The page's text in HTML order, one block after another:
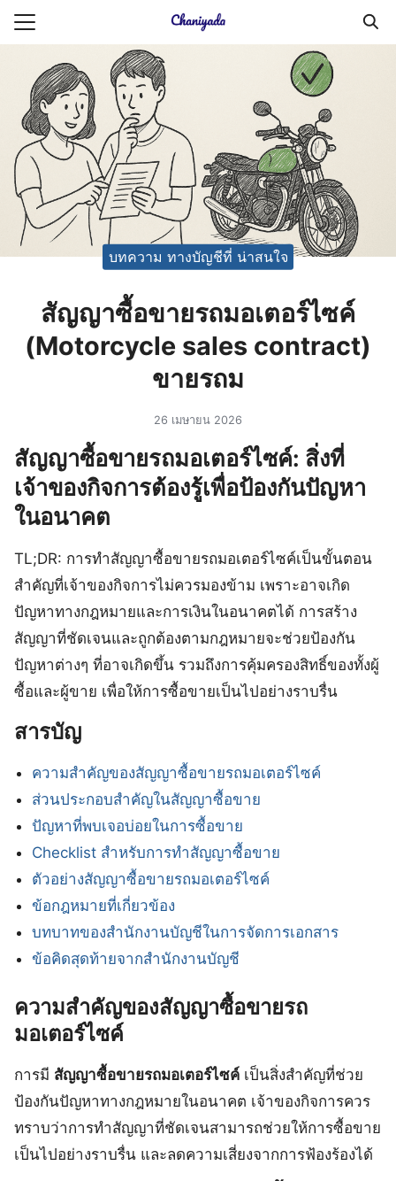
Skip
ยความเป็นส่วนตัว
ญชี (Accounting service)
ญชี (Accounting
บทความ ทางบัญชีที่ น่าสนใจ
สัญญาซื้อขายรถมอเตอร์ไซค์
(Motorcycle sales contract)
ขายรถม
26 เมษายน 2026
สัญญาซื้อขายรถมอเตอร์ไซค์: สิ่งที่
เจ้าของกิจการต้องรู้เพื่อป้องกันปัญหา
ในอนาคต
TL;DR: การทำสัญญาซื้อขายรถมอเตอร์ไซค์เป็นขั้นตอน
สำคัญที่เจ้าของกิจการไม่ควรมองข้าม เพราะอาจเกิด
ปัญหาทางกฎหมายและการเงินในอนาคตได้ การสร้าง
สัญญาที่ชัดเจนและถูกต้องตามกฎหมายจะช่วยป้องกัน
ปัญหาต่างๆ ที่อาจเกิดขึ้น รวมถึงการคุ้มครองสิทธิ์ของทั้งผู้
ซื้อและผู้ขาย เพื่อให้การซื้อขายเป็นไปอย่างราบรื่น
สารบัญ
ความสำคัญของสัญญาซื้อขายรถมอเตอร์ไซค์
ส่วนประกอบสำคัญในสัญญาซื้อขาย
ปัญหาที่พบเจอบ่อยในการซื้อขาย
Checklist สำหรับการทำสัญญาซื้อขาย
ตัวอย่างสัญญาซื้อขายรถมอเตอร์ไซค์
ข้อกฎหมายที่เกี่ยวข้อง
บทบาทของสำนักงานบัญชีในการจัดการเอกสาร
ข้อคิดสุดท้ายจากสำนักงานบัญชี
ความสำคัญของสัญญาซื้อขายรถ
มอเตอร์ไซค์
การมี สัญญาซื้อขายรถมอเตอร์ไซค์ เป็นสิ่งสำคัญที่ช่วย
ป้องกันปัญหาทางกฎหมายในอนาคต เจ้าของกิจการควร
ทราบว่าการทำสัญญาที่ชัดเจนสามารถช่วยให้การซื้อขาย
เป็นไปอย่างราบรื่น และลดความเสี่ยงจากการฟ้องร้องได้